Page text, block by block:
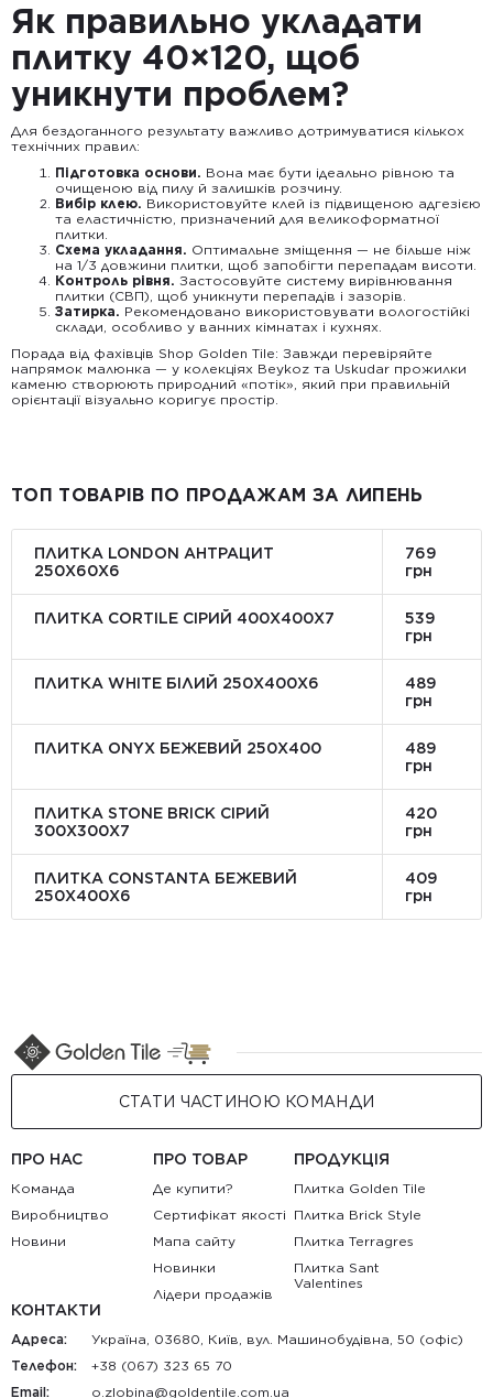
Як правильно укладати
плитку 40×120, щоб
уникнути проблем?
Для бездоганного результату важливо дотримуватися кількох
технічних правил:
Підготовка основи. Вона має бути ідеально рівною та
очищеною від пилу й залишків розчину.
Вибір клею. Використовуйте клей із підвищеною адгезією
та еластичністю, призначений для великоформатної
плитки.
Схема укладання. Оптимальне зміщення — не більше ніж
на 1/3 довжини плитки, щоб запобігти перепадам висоти.
Контроль рівня. Застосовуйте систему вирівнювання
плитки (СВП), щоб уникнути перепадів і зазорів.
Затирка. Рекомендовано використовувати вологостійкі
склади, особливо у ванних кімнатах і кухнях.
Порада від фахівців Shop Golden Tile: Завжди перевіряйте
напрямок малюнка — у колекціях Beykoz та Uskudar прожилки
каменю створюють природний «потік», який при правильній
орієнтації візуально коригує простір.
ТОП ТОВАРІВ ПО ПРОДАЖАМ ЗА ЛИПЕНЬ
ПЛИТКА LONDON АНТРАЦИТ
250Х60Х6
769
грн
ПЛИТКА CORTILE СІРИЙ 400X400X7
539
грн
ПЛИТКА WHITE БІЛИЙ 250Х400Х6
489
грн
ПЛИТКА ONYX БЕЖЕВИЙ 250X400
489
грн
ПЛИТКА STONE BRICK СІРИЙ
300Х300X7
420
грн
ПЛИТКА CONSTANTA БЕЖЕВИЙ
250Х400X6
409
грн
СТАТИ ЧАСТИНОЮ КОМАНДИ
ПРО НАС
Команда
Виробництво
Новини
ПРО ТОВАР
Де купити?
Сертифікат якості
Мапа сайту
Новинки
Лідери продажів
ПРОДУКЦІЯ
Плитка Golden Tile
Плитка Brick Style
Плитка Terragres
Плитка Sant
Valentines
КОНТАКТИ
Адреса:
Україна, 03680, Київ, вул. Машинобудівна, 50 (офіс)
Телефон:
+38 (067) 323 65 70
Email:
au.moc.elitnedlog@anibolz.o